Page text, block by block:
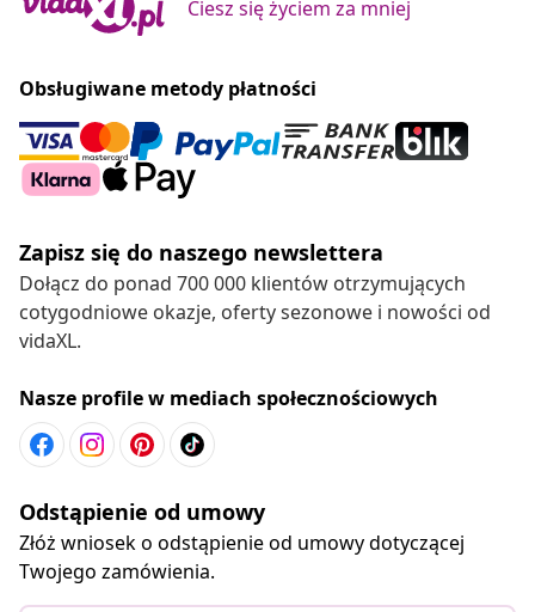
Ciesz się życiem za mniej
Obsługiwane metody płatności
Zapisz się do naszego newslettera
Dołącz do ponad 700 000 klientów otrzymujących
cotygodniowe okazje, oferty sezonowe i nowości od
vidaXL.
Nasze profile w mediach społecznościowych
Odstąpienie od umowy
Złóż wniosek o odstąpienie od umowy dotyczącej
Twojego zamówienia.